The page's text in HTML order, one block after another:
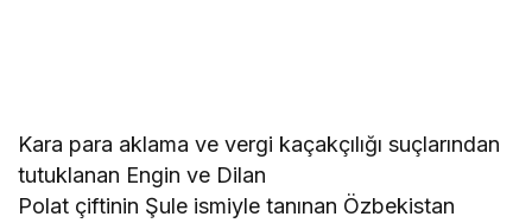
Kara para aklama ve vergi kaçakçılığı suçlarından
tutuklanan Engin ve Dilan
Polat çiftinin Şule ismiyle tanınan Özbekistan